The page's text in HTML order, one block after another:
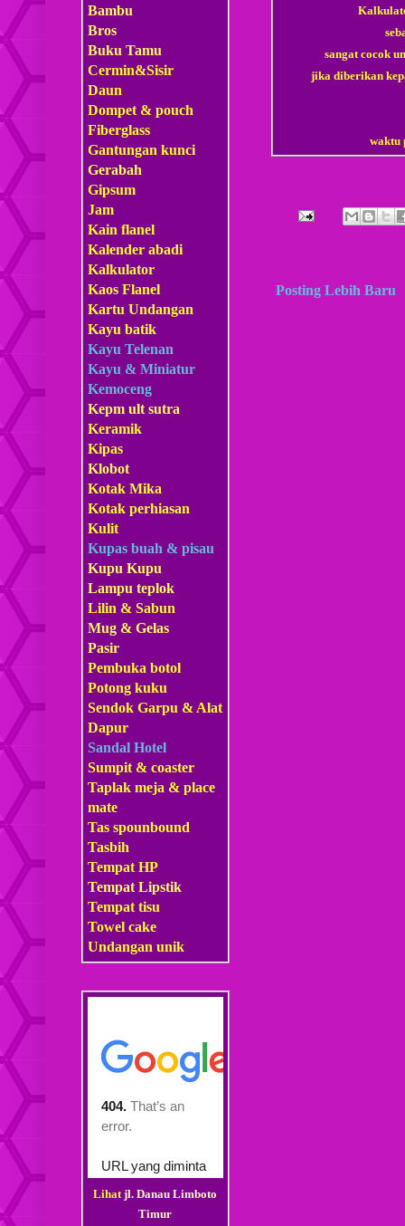
sangat cocok
jika diberikan
waktu
Posting Lebih Baru
Bambu
Bros
Buku Tamu
Cermin&Sisir
Daun
Dompet & pouch
Fiberglass
Gantungan kunci
Gerabah
Gipsum
Jam
Kain flanel
Kalender abadi
Kalkulator
Kaos Flanel
Kartu Undangan
Kayu batik
Kayu Telenan
Kayu & Miniatur
Kemoceng
Kepm ult sutra
Keramik
Kipas
Klobot
Kotak Mika
Kotak perhiasan
Kulit
Kupas buah & pisau
Kupu Kupu
Lampu teplok
Lilin & Sabun
Mug & Gelas
Pasir
Pembuka botol
Potong kuku
Sendok Garpu & Alat
Dapur
Sandal Hotel
Sumpit & coaster
Taplak meja & place
mate
Tas spounbound
Tasbih
Tempat HP
Tempat Lipstik
Tempat tisu
Towel cake
Undangan unik
Lihatjl. Danau Limboto
Timur